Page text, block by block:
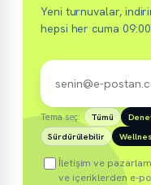
Yeni turnuvalar,
hepsi her cuma
Tema seç: Tümü
Sürdürülebilir
İletişim ve
ve içeriklerden e-